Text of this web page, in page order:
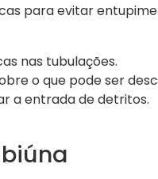
para evitar
nas tubulações.
o que pode ser
a entrada de detritos.